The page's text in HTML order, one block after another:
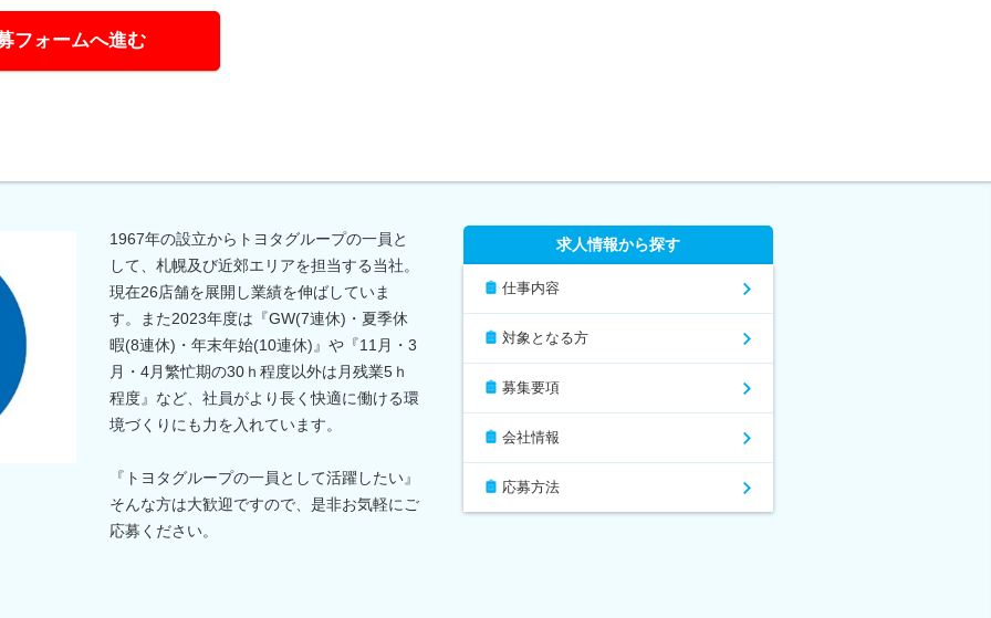
フォームへ進む
1967年の設立からトヨタグループの一員と
して、札幌及び近郊エリアを担当する当社。
現在26店舗を展開し業績を伸ばしていま
す。また2023年度は『GW(7連休)・夏季休
暇(8連休)・年末年始(10連休)』や『11月・3
月・4月繁忙期の30ｈ程度以外は月残業5ｈ
程度』など、社員がより長く快適に働ける環
境づくりにも力を入れています。
『トヨタグループの一員として活躍したい』
そんな方は大歓迎ですので、是非お気軽にご
応募ください。
求人情報から探す
仕事内容
対象となる方
募集要項
会社情報
応募方法